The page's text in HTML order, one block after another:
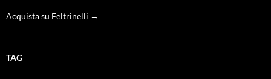
Acquista su Feltrinelli →
TAG